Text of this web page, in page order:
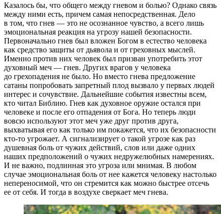
Казалось бы, что общего между гневом и болью? Однако связь
между ними есть, причем самая непосредственная. Дело
в том, что гнев — это не осознанное чувство, а всего лишь
эмоциональная реакция на угрозу нашей безопасности.
Первоначально гнев был вложен Богом в естество человека
как средство защиты от дьявола и от греховных мыслей.
Именно против них человек был призван употребить этот
духовный меч — гнев. Других врагов у человека
до грехопадения не было. Но вместо гнева предложение
сатаны попробовать запретный плод вызвало у первых людей
интерес и сочувствие. Дальнейшие события известны всем,
кто читал Библию. Гнев как духовное оружие остался при
человеке и после его отпадения от Бога. Но теперь люди
вовсю используют этот меч уже друг против друга,
выхватывая его как только им покажется, что их безопасности
кто-то угрожает. А сигнализирует о такой угрозе как раз
душевная боль от чужих действий, слов или даже одних
наших предположений о чужих недружелюбных намерениях.
И не важно, подлинная это угроза или мнимая. В любом
случае эмоциональная боль от нее кажется человеку настолько
непереносимой, что он стремится как можно быстрее отсечь
ее от себя. И тогда в воздухе сверкает меч гнева.